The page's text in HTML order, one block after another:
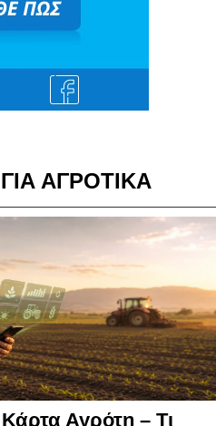
ΑΓΡΟΤΙΚΑ
Αγρότη – Τι